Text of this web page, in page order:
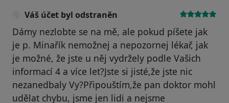
Váš účet byl odstraněn
Dámy nezlobte se na mě, ale pokud píšete jak
je p. Minařík nemožnej a nepozornej lékař, jak
je možné, že jste u něj vydržely podle Vašich
informací 4 a více let?Jste si jisté,že jste nic
nezanedbaly Vy?Připouštím,že pan doktor mohl
udělat chybu, jsme jen lidi a nejsme